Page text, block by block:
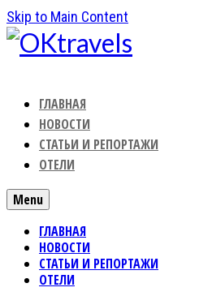
Skip to Main Content
ГЛАВНАЯ
НОВОСТИ
СТАТЬИ И РЕПОРТАЖИ
ОТЕЛИ
Menu
ГЛАВНАЯ
НОВОСТИ
СТАТЬИ И РЕПОРТАЖИ
ОТЕЛИ